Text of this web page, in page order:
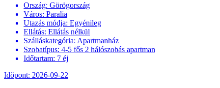
Ország: Görögország
Város: Paralia
Utazás módja: Egyénileg
Ellátás: Ellátás nélkül
Szálláskategória: Apartmanház
Szobatípus: 4-5 fős 2 hálószobás apartman
Időtartam: 7 éj
Időpont: 2026-09-22